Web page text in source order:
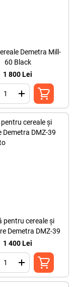
Demetra Mill-
60 Black
1 800 Lei
pentru cereale și
Demetra DMZ-39
1 400 Lei